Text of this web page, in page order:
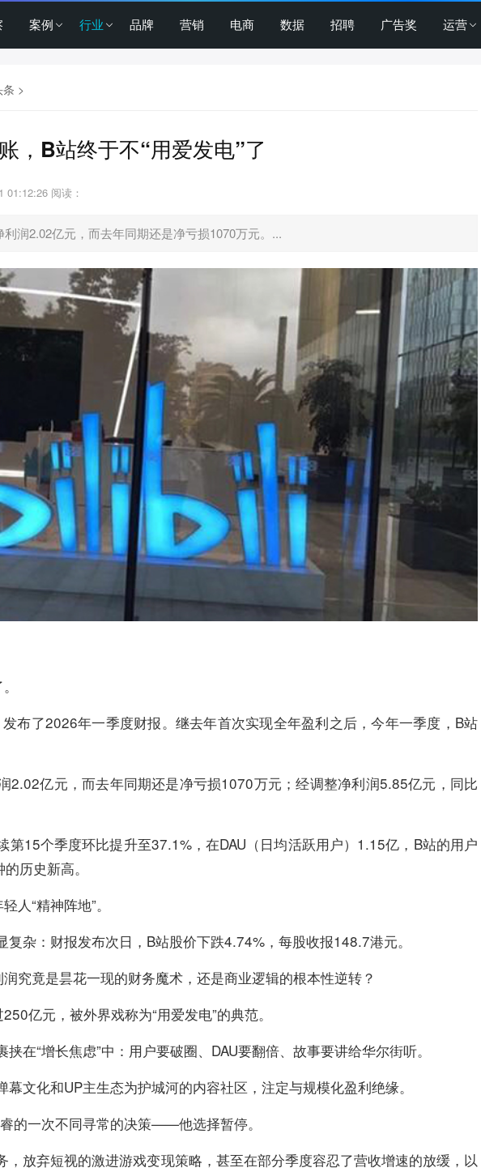
案例 行业 品牌 营销 电商 数据 招聘 广告奖 运营
条 >
，B站终于不“用爱发电”了
01:12:26 阅读：
润2.02亿元，而去年同期还是净亏损1070万元。...
布了2026年一季度财报。继去年首次实现全年盈利之后，今年一季度，B站
2.02亿元，而去年同期还是净亏损1070万元；经调整净利润5.85亿元，同比
第15个季度环比提升至37.1%，在DAU（日均活跃用户）1.15亿，B站的用户
历史新高。
人“精神阵地”。
杂：财报发布次日，B站股价下跌4.74%，每股收报148.7港元。
究竟是昙花一现的财务魔术，还是商业逻辑的根本性逆转？
亿元，被外界戏称为“用爱发电”的典范。
在“增长焦虑”中：用户要破圈、DAU要翻倍、故事要讲给华尔街听。
文化和UP主生态为护城河的内容社区，注定与规模化盈利绝缘。
的一次不同寻常的决策——他选择暂停。
，放弃短视的激进游戏变现策略，甚至在部分季度容忍了营收增速的放缓，以